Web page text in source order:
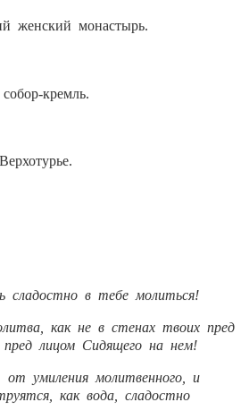
женский монастырь.
кремль.
сладостно в тебе молиться!
как не в стенах твоих пред
лицом Сидящего на нем!
умиления молитвенного, и
как вода, сладостно